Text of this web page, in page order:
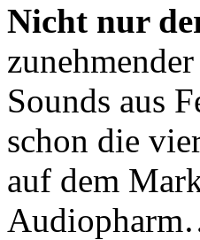
Nicht nur
Sounds aus
schon die
auf dem